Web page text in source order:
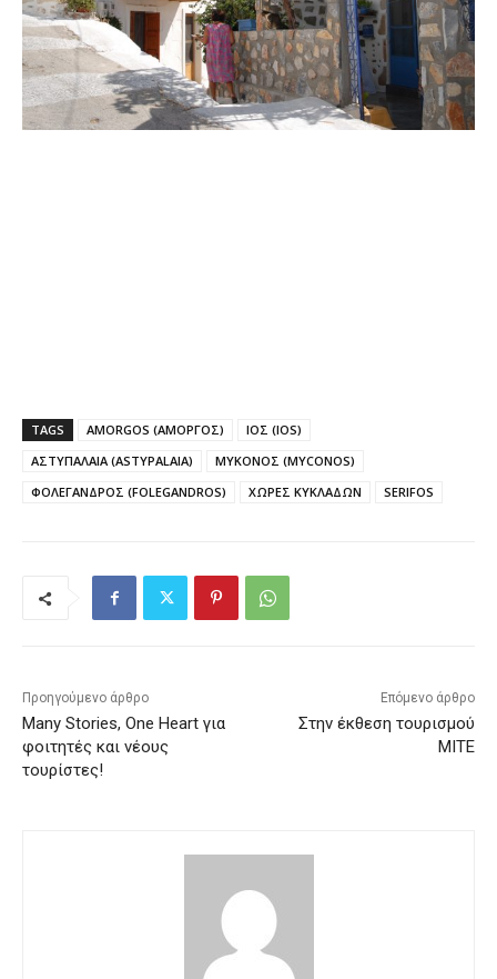
TAGS AMORGOS (ΑΜΟΡΓΟΣ)
IOΣ (IOS)
ΑΣΤΥΠΑΛΑΙΑ (ASTYPALAIA)
ΜΥΚΟΝΟΣ (MYCONOS)
ΦΟΛΕΓΑΝΔΡΟΣ (FOLEGANDROS)
ΧΩΡΕΣ ΚΥΚΛΑΔΩΝ SERIFOS
Προηγούμενο άρθρο
Many Stories, One Heart για
φοιτητές και νέους
τουρίστες!
Επόμενο άρθρο
Στην έκθεση τουρισμού
MITE